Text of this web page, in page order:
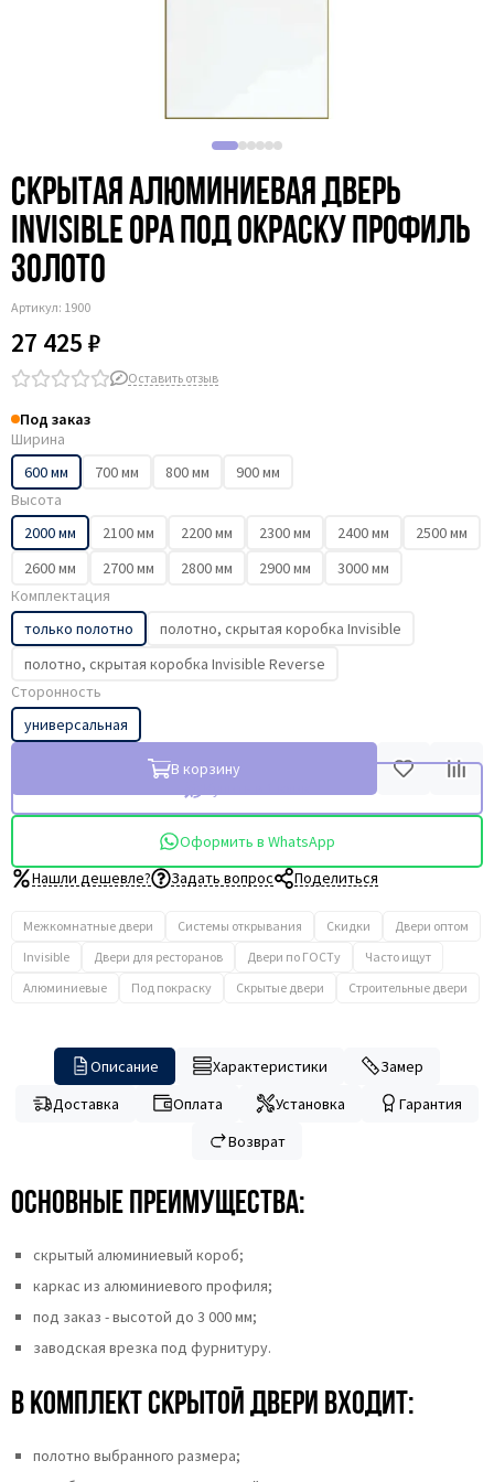
Скрытая алюминиевая дверь
Invisible 0PA под окраску профиль
золото
Артикул: 1900
27 425 ₽
Оставить отзыв
Под заказ
Ширина
600 мм
700 мм 800 мм
900 мм
Высота
2000 мм
2100 мм 2200 мм 2300 мм 2400 мм
2500 мм
2600 мм
2700 мм 2800 мм 2900 мм
3000 мм
Комплектация
только полотно
полотно, скрытая коробка Invisible
полотно, скрытая коробка Invisible Reverse
Сторонность
универсальная
В корзину
Оформить в WhatsApp
Нашли дешевле?
Задать вопрос Поделиться
Межкомнатные двери Системы открывания Скидки
Двери оптом
Invisible
Двери для ресторанов Двери по ГОСТу
Часто ищут
Алюминиевые
Под покраску Скрытые двери Строительные двери
Описание Характеристики
Замер
Доставка
Оплата Установка
Гарантия
Возврат
Основные преимущества:
скрытый алюминиевый короб;
каркас из алюминиевого профиля;
под заказ - высотой до 3 000 мм;
заводская врезка под фурнитуру.
В комплект скрытой двери входит:
полотно выбранного размера;